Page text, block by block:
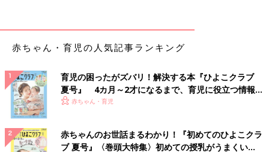
赤ちゃん・育児の人気記事ランキング
育児の困ったがズバリ！解決する本『ひよこクラブ
夏号』 4カ月～2才になるまで、育児に役立つ情報が
いっぱい！
赤ちゃん・育児
赤ちゃんのお世話まるわかり！『初めてのひよこクラ
ブ 夏号』〈巻頭大特集〉初めての授乳がうまくい